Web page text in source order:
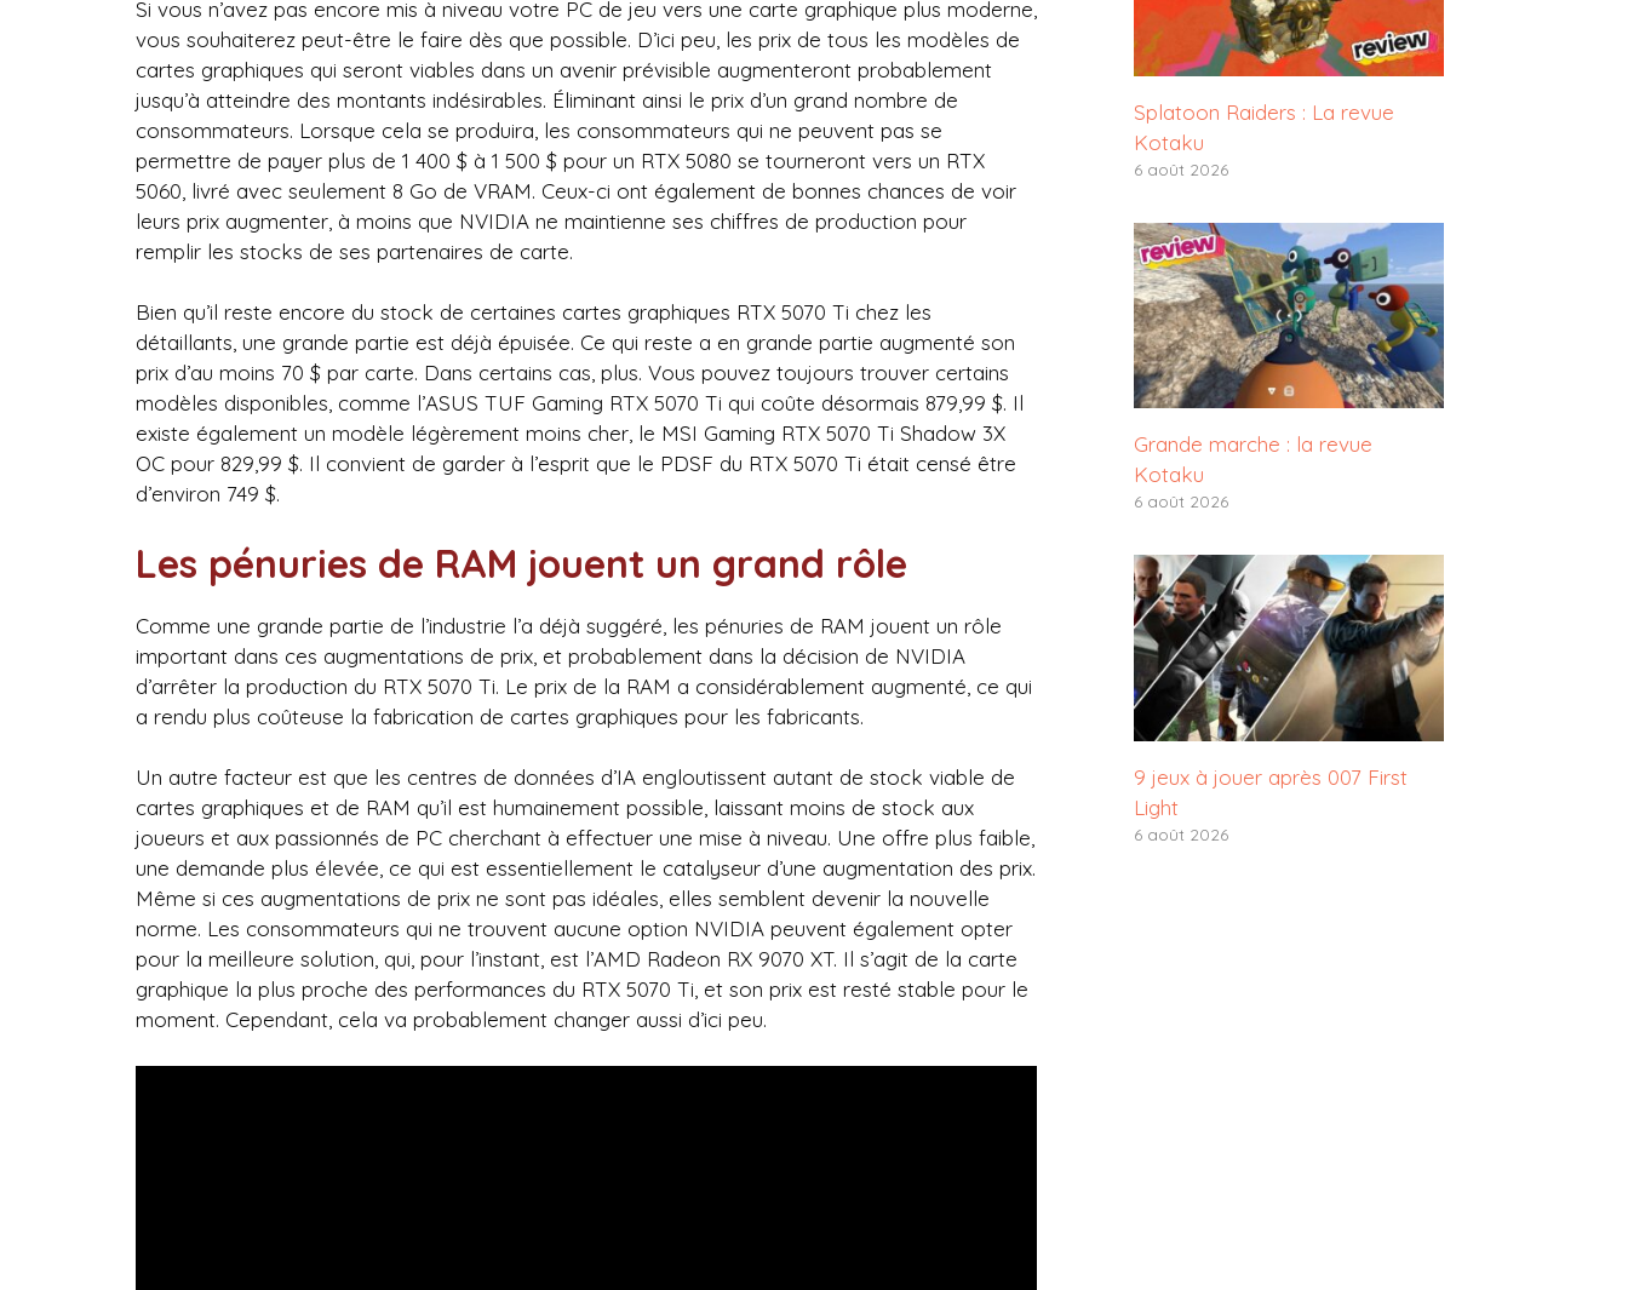
Si vous n’avez pas encore mis à niveau votre PC de jeu vers une carte graphique plus moderne,
vous souhaiterez peut-être le faire dès que possible. D’ici peu, les prix de tous les modèles de
cartes graphiques qui seront viables dans un avenir prévisible augmenteront probablement
jusqu’à atteindre des montants indésirables. Éliminant ainsi le prix d’un grand nombre de
consommateurs. Lorsque cela se produira, les consommateurs qui ne peuvent pas se
permettre de payer plus de 1 400 $ à 1 500 $ pour un RTX 5080 se tourneront vers un RTX
5060, livré avec seulement 8 Go de VRAM. Ceux-ci ont également de bonnes chances de voir
leurs prix augmenter, à moins que NVIDIA ne maintienne ses chiffres de production pour
remplir les stocks de ses partenaires de carte.
Bien qu’il reste encore du stock de certaines cartes graphiques RTX 5070 Ti chez les
détaillants, une grande partie est déjà épuisée. Ce qui reste a en grande partie augmenté son
prix d’au moins 70 $ par carte. Dans certains cas, plus. Vous pouvez toujours trouver certains
modèles disponibles, comme l’ASUS TUF Gaming RTX 5070 Ti qui coûte désormais 879,99 $. Il
existe également un modèle légèrement moins cher, le MSI Gaming RTX 5070 Ti Shadow 3X
OC pour 829,99 $. Il convient de garder à l’esprit que le PDSF du RTX 5070 Ti était censé être
d’environ 749 $.
Les pénuries de RAM jouent un grand rôle
Comme une grande partie de l’industrie l’a déjà suggéré, les pénuries de RAM jouent un rôle
important dans ces augmentations de prix, et probablement dans la décision de NVIDIA
d’arrêter la production du RTX 5070 Ti. Le prix de la RAM a considérablement augmenté, ce qui
a rendu plus coûteuse la fabrication de cartes graphiques pour les fabricants.
Un autre facteur est que les centres de données d’IA engloutissent autant de stock viable de
cartes graphiques et de RAM qu’il est humainement possible, laissant moins de stock aux
joueurs et aux passionnés de PC cherchant à effectuer une mise à niveau. Une offre plus faible,
une demande plus élevée, ce qui est essentiellement le catalyseur d’une augmentation des prix.
Même si ces augmentations de prix ne sont pas idéales, elles semblent devenir la nouvelle
norme. Les consommateurs qui ne trouvent aucune option NVIDIA peuvent également opter
pour la meilleure solution, qui, pour l’instant, est l’AMD Radeon RX 9070 XT. Il s’agit de la carte
graphique la plus proche des performances du RTX 5070 Ti, et son prix est resté stable pour le
moment. Cependant, cela va probablement changer aussi d’ici peu.
Splatoon Raiders : La revue
Kotaku
6 août 2026
Grande marche : la revue
Kotaku
6 août 2026
9 jeux à jouer après 007 First
Light
6 août 2026